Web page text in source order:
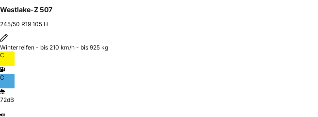
Westlake-Z 507
245/50 R19 105 H
Winterreifen - bis 210 km/h - bis 925 kg
C
C
72dB